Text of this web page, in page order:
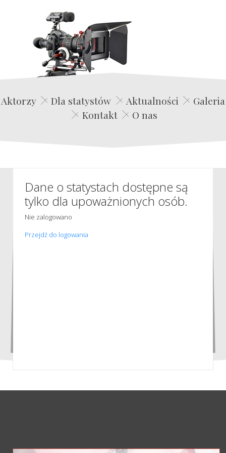
Edwin Film Agencja Aktorska
Aktorzy Dla statystów Aktualności
Galeria
Kontakt
O nas
Dane o statystach dostępne są
tylko dla upoważnionych osób.
Nie zalogowano
Przejdź do logowania